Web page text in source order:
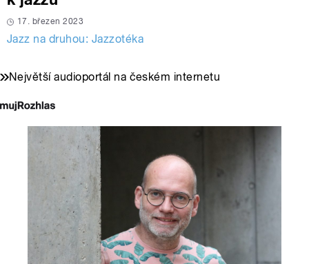
17. březen 2023
Jazz na druhou: Jazzotéka
Největší audioportál na českém internetu